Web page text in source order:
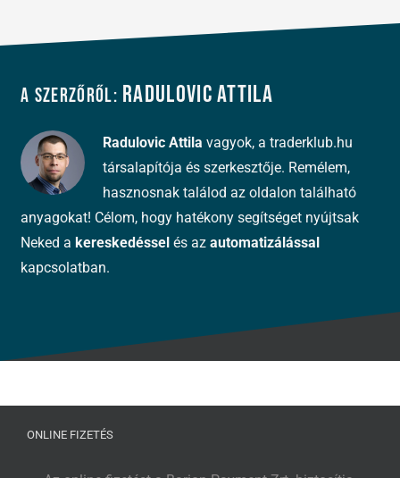
A szerzőről: Radulovic Attila
Radulovic Attila vagyok, a traderklub.hu
társalapítója és szerkesztője. Remélem,
hasznosnak találod az oldalon található
anyagokat! Célom, hogy hatékony segítséget nyújtsak
Neked akereskedéssel és azautomatizálással
kapcsolatban.
ONLINE FIZETÉS